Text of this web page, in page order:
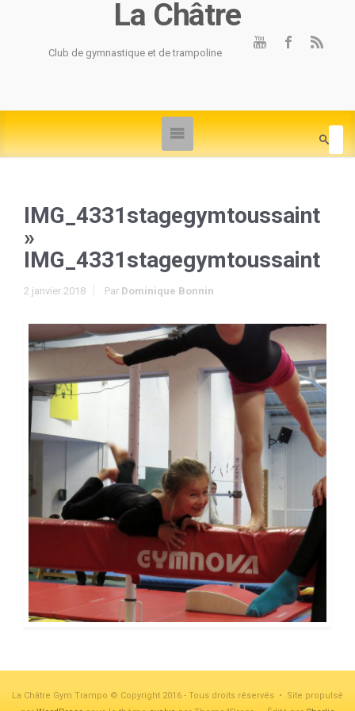
La Châtre
Club de gymnastique et de trampoline
IMG_4331stagegymtoussaint
»
IMG_4331stagegymtoussaint
2 janvier 2018 Par Dominique Bonnin
La Châtre Gym Trampo © Copyright 2016 - Tous droits réservés • Site propulsé